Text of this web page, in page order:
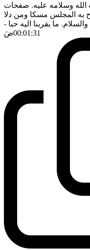
الله وسلامه عليه. صفحات
به المجلس مسكا ومن دلا
ما يقربنا اليه حبا -
00:01:31ضَ